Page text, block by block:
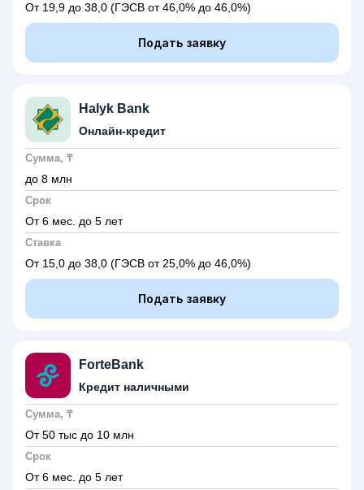
От 19,9 до 38,0 (ГЭСВ от 46,0% до 46,0%)
Подать заявку
Halyk Bank
Онлайн-кредит
Сумма, ₸
до 8 млн
Срок
От 6 мес. до 5 лет
Ставка
От 15,0 до 38,0 (ГЭСВ от 25,0% до 46,0%)
Подать заявку
ForteBank
Кредит наличными
Сумма, ₸
От 50 тыс до 10 млн
Срок
От 6 мес. до 5 лет